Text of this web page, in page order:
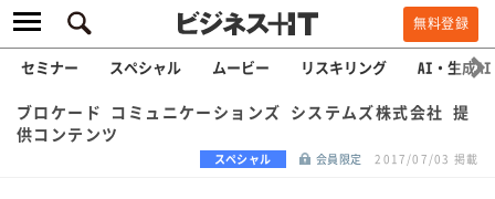
無料登録
セミナー スペシャル ムービー リスキリング AI・生成AI
ブロケード コミュニケーションズ システムズ株式会社 提
供コンテンツ
スペシャル 会員限定 2017/07/03 掲載